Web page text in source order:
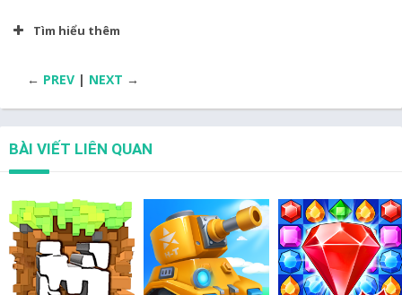
Tìm hiểu thêm
← PREV | NEXT →
BÀI VIẾT LIÊN QUAN